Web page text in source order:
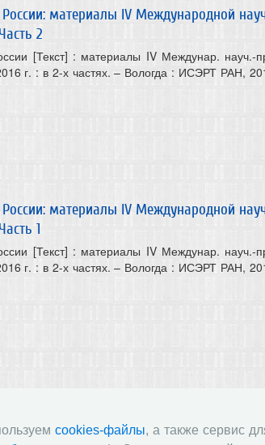
материалы IV Международной
2
[Текст] : материалы IV Междунар. науч.-
г. : в 2-х частях. – Вологда : ИСЭРТ РАН,
материалы IV Международной
1
[Текст] : материалы IV Междунар. науч.-
г. : в 2-х частях. – Вологда : ИСЭРТ РАН,
аспектcookies-файлы, а также сервис